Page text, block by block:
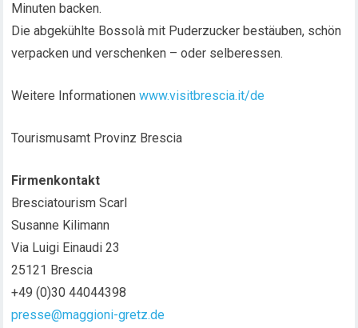
Minuten backen.
Die abgekühlte Bossolà mit Puderzucker bestäuben, schön
verpacken und verschenken – oder selberessen.
Weitere Informationenwww.visitbrescia.it/de
Tourismusamt Provinz Brescia
Firmenkontakt
Bresciatourism Scarl
Susanne Kilimann
Via Luigi Einaudi 23
25121 Brescia
+49 (0)30 44044398
presse@maggioni-gretz.de